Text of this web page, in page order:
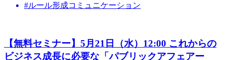
#ルール形成コミュニケーション
【無料セミナー】5月21日（水）12:00 これからの
ビジネス成長に必要な「パブリックアフェアー